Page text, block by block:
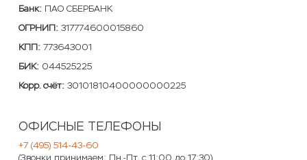
Банк: ПАО СБЕРБАНК
ОГРНИП: 317774600015860
КПП: 773643001
БИК: 044525225
Корр. счёт: 30101810400000000225
ОФИСНЫЕ ТЕЛЕФОНЫ
+7 (495) 514-43-60
(Звонки принимаем: Пн.-Пт. с 11:00 до 17:30)